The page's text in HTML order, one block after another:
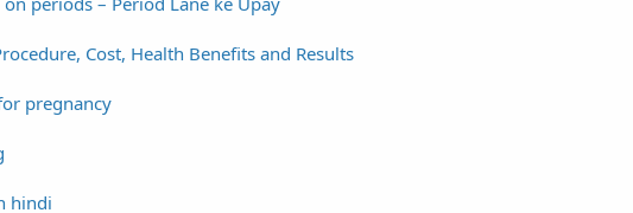
Cost, Health Benefits and Results
pregnancy
hindi